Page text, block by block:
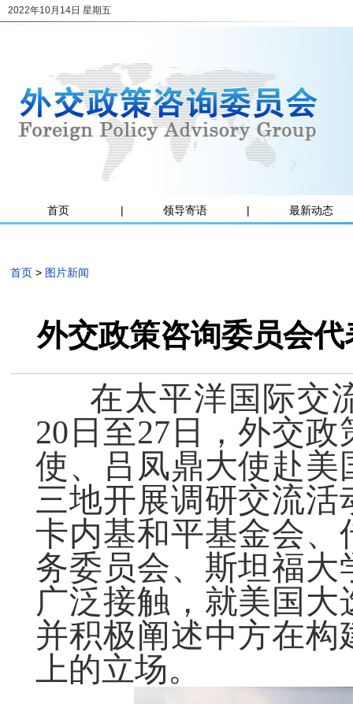
2022年10月14日 星期五
首页 | 领导寄语 | 最新动态
首页 > 图片新闻
外交政策咨询委员会
在太平洋国际交
20日至27日，外交
使、吕凤鼎大使赴
三地开展调研交流
卡内基和平基金会
务委员会、斯坦福
广泛接触，就美国
并积极阐述中方在
上的立场。